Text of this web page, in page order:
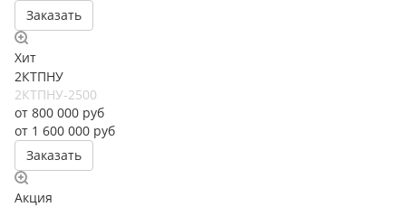
Заказать
Хит
2КТПНУ
2КТПНУ-2500
от 800 000 руб
от 1 600 000 руб
Заказать
Акция